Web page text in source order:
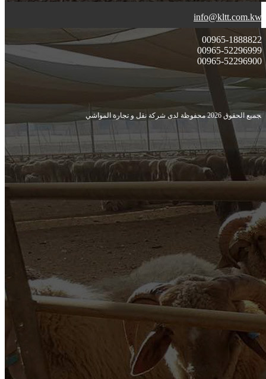
info@kltt.com.kw
00965-1888822
00965-52296999
00965-52296900
‍‍جميع الحقوق 2026 محفوظة لدى شركة نقل و تجارة المواشي